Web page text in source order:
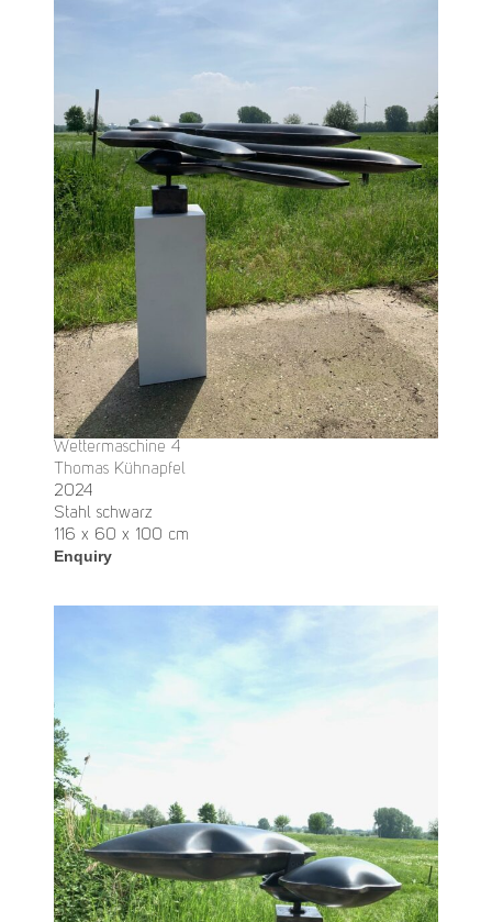
Wettermaschine 4
Thomas Kühnapfel
2024
Stahl schwarz
116 x 60 x 100 cm
Enquiry